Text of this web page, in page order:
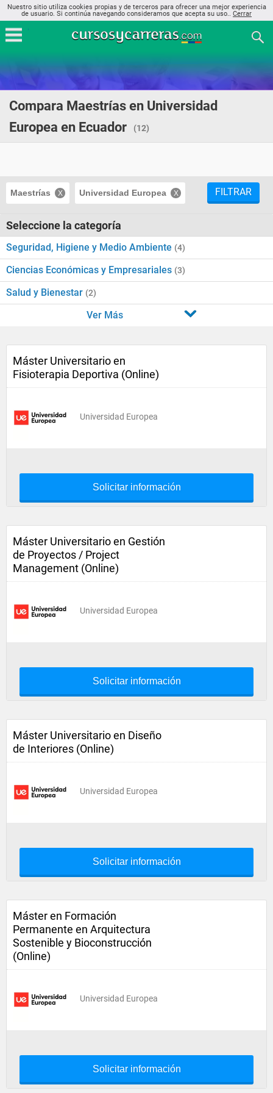
Nuestro sitio utiliza cookies propias y de terceros para ofrecer una mejor experiencia
de usuario. Si continúa navegando consideramos que acepta su uso.. Cerrar
Compara Maestrías en Universidad
Europea en Ecuador
(12)
Maestrías Universidad Europea FILTRAR
Seleccione la categoría
Seguridad, Higiene y Medio Ambiente (4)
Ciencias Económicas y Empresariales (3)
Salud y Bienestar (2)
Ver Más
Máster Universitario en
Fisioterapia Deportiva (Online)
Universidad Europea
Solicitar información
Máster Universitario en Gestión
de Proyectos / Project
Management (Online)
Universidad Europea
Solicitar información
Máster Universitario en Diseño
de Interiores (Online)
Universidad Europea
Solicitar información
Máster en Formación
Permanente en Arquitectura
Sostenible y Bioconstrucción
(Online)
Universidad Europea
Solicitar información